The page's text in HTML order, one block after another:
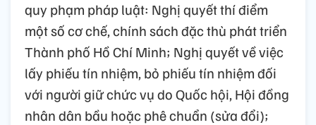
quy phạm pháp luật: Nghị quyết thí điểm
một số cơ chế, chính sách đặc thù phát triển
Thành phố Hồ Chí Minh; Nghị quyết về việc
lấy phiếu tín nhiệm, bỏ phiếu tín nhiệm đối
với người giữ chức vụ do Quốc hội, Hội đồng
nhân dân bầu hoặc phê chuẩn (sửa đổi);